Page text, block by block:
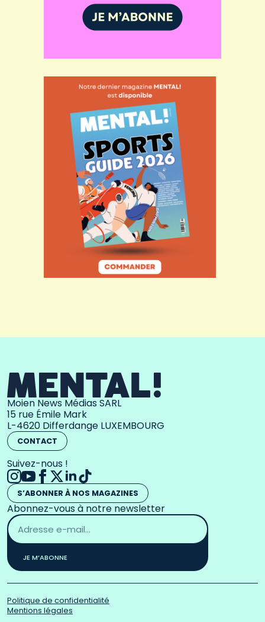
Moien News Médias SARL
15 rue Émile Mark
L-4620 Differdange LUXEMBOURG
CONTACT
Suivez-nous !
S’ABONNER À NOS MAGAZINES
Abonnez-vous à notre newsletter
Adresse
email
*
JE M’ABONNE
Politique de confidentialité
Mentions légales